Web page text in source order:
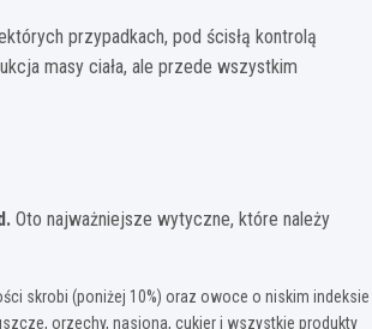
przypadkach, pod ścisłą kontrolą
masy ciała, ale przede wszystkim
Oto najważniejsze wytyczne, które należy
skrobi (poniżej 10%) oraz owoce o niskim indeksie
orzechy, nasiona, cukier i wszystkie produkty